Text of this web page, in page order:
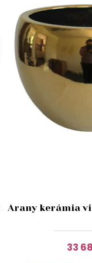
Arany kerámia
33